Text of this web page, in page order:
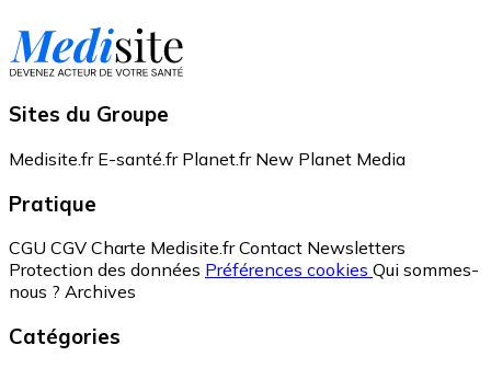
Sites du Groupe
Medisite.fr E-santé.fr Planet.fr New Planet Media
Pratique
CGU CGV Charte Medisite.fr Contact Newsletters
Protection des données Préférences cookies Qui sommes-
nous ? Archives
Catégories